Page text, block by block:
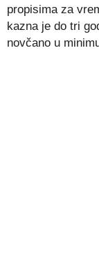
propisima za
kazna je do tri
novčano u